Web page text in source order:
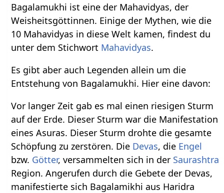
Bagalamukhi ist eine der Mahavidyas, der
Weisheitsgöttinnen. Einige der Mythen, wie die
10 Mahavidyas in diese Welt kamen, findest du
unter dem Stichwort Mahavidyas.
Es gibt aber auch Legenden allein um die
Entstehung von Bagalamukhi. Hier eine davon:
Vor langer Zeit gab es mal einen riesigen Sturm
auf der Erde. Dieser Sturm war die Manifestation
eines Asuras. Dieser Sturm drohte die gesamte
Schöpfung zu zerstören. Die Devas, die Engel
bzw. Götter, versammelten sich in der Saurashtra
Region. Angerufen durch die Gebete der Devas,
manifestierte sich Bagalamikhi aus Haridra